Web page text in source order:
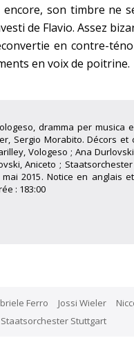
encore, son timbre ne
de Flavio. Assez
en contre-
en voix de poitrine.
dramma per
Sergio Morabito. Décors
Vologeso ; Ana
Aniceto ;
2015. Notice en anglais
: 183:00
Ferro Jossi Wieler
Staatsorchester Stuttgart